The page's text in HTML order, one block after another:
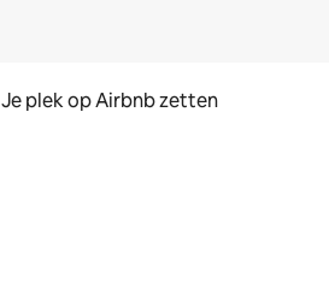
Je plek op Airbnb zetten